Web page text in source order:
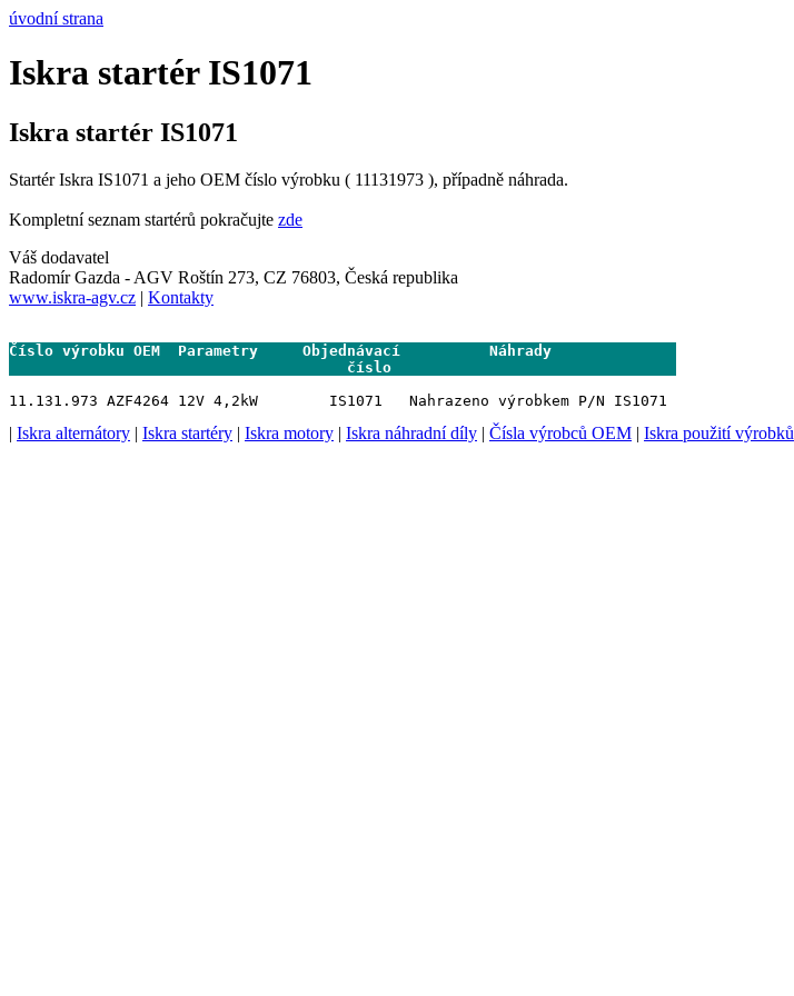
úvodní strana
Iskra startér IS1071
Iskra startér IS1071
Startér Iskra IS1071 a jeho OEM číslo výrobku ( 11131973 ), případně náhrada.
Kompletní seznam startérů pokračujte zde
Váš dodavatel
Radomír Gazda - AGV Roštín 273, CZ 76803, Česká republika
www.iskra-agv.cz | Kontakty
Číslo výrobku OEM  Parametry     Objednávací          Náhrady
                                      číslo
| Iskra alternátory | Iskra startéry | Iskra motory | Iskra náhradní díly | Čísla výrobců OEM | Iskra použití výrobků